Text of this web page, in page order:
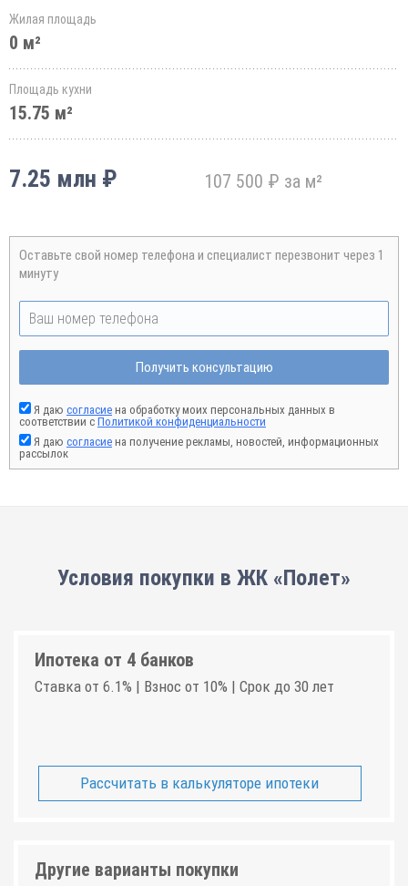
Жилая площадь
0 м²
Площадь кухни
15.75 м²
7.25 млн ₽ 107 500 ₽ за м²
Оставьте свой номер телефона и специалист перезвонит через 1
минуту
Получить консультацию
Я даю согласие на обработку моих персональных данных в
соответствии с Политикой конфиденциальности
Я даю согласие на получение рекламы, новостей, информационных
рассылок
Условия покупки в ЖК «Полет»
Ипотека от 4 банков
Ставка от 6.1% | Взнос от 10% | Срок до 30 лет
Рассчитать в калькуляторе ипотеки
Другие варианты покупки